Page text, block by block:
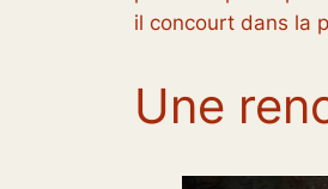
il concourt dans la
Une